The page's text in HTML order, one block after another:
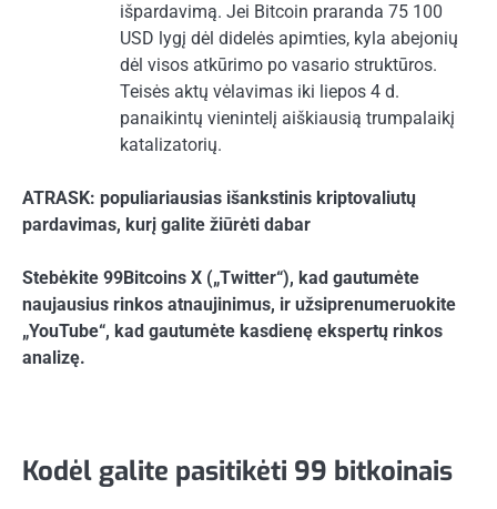
išpardavimą. Jei Bitcoin praranda 75 100
USD lygį dėl didelės apimties, kyla abejonių
dėl visos atkūrimo po vasario struktūros.
Teisės aktų vėlavimas iki liepos 4 d.
panaikintų vienintelį aiškiausią trumpalaikį
katalizatorių.
ATRASK: populiariausias išankstinis kriptovaliutų
pardavimas, kurį galite žiūrėti dabar
Stebėkite 99Bitcoins X („Twitter“), kad gautumėte
naujausius rinkos atnaujinimus, ir užsiprenumeruokite
„YouTube“, kad gautumėte kasdienę ekspertų rinkos
analizę.
Kodėl galite pasitikėti 99 bitkoinais